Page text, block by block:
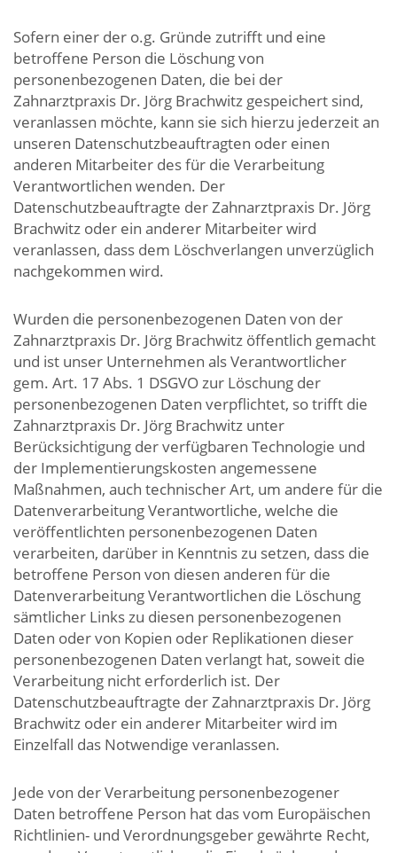
Sofern einer der o.g. Gründe zutrifft und eine
betroffene Person die Löschung von
personenbezogenen Daten, die bei der
Zahnarztpraxis Dr. Jörg Brachwitz gespeichert sind,
veranlassen möchte, kann sie sich hierzu jederzeit an
unseren Datenschutzbeauftragten oder einen
anderen Mitarbeiter des für die Verarbeitung
Verantwortlichen wenden. Der
Datenschutzbeauftragte der Zahnarztpraxis Dr. Jörg
Brachwitz oder ein anderer Mitarbeiter wird
veranlassen, dass dem Löschverlangen unverzüglich
nachgekommen wird.
Wurden die personenbezogenen Daten von der
Zahnarztpraxis Dr. Jörg Brachwitz öffentlich gemacht
und ist unser Unternehmen als Verantwortlicher
gem. Art. 17 Abs. 1 DSGVO zur Löschung der
personenbezogenen Daten verpflichtet, so trifft die
Zahnarztpraxis Dr. Jörg Brachwitz unter
Berücksichtigung der verfügbaren Technologie und
der Implementierungskosten angemessene
Maßnahmen, auch technischer Art, um andere für die
Datenverarbeitung Verantwortliche, welche die
veröffentlichten personenbezogenen Daten
verarbeiten, darüber in Kenntnis zu setzen, dass die
betroffene Person von diesen anderen für die
Datenverarbeitung Verantwortlichen die Löschung
sämtlicher Links zu diesen personenbezogenen
Daten oder von Kopien oder Replikationen dieser
personenbezogenen Daten verlangt hat, soweit die
Verarbeitung nicht erforderlich ist. Der
Datenschutzbeauftragte der Zahnarztpraxis Dr. Jörg
Brachwitz oder ein anderer Mitarbeiter wird im
Einzelfall das Notwendige veranlassen.
Jede von der Verarbeitung personenbezogener
Daten betroffene Person hat das vom Europäischen
Richtlinien- und Verordnungsgeber gewährte Recht,